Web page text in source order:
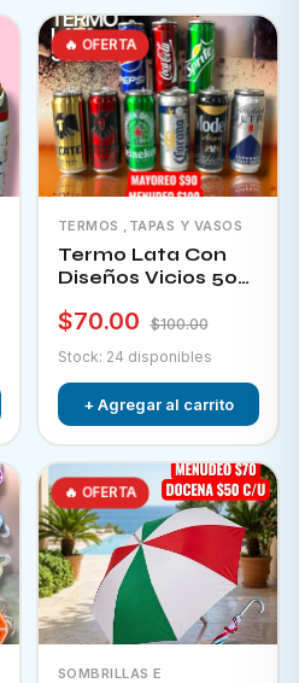
🔥 OFERTA
TERMOS ,TAPAS Y VASOS
Termo Lata Con
Diseños Vicios 500
$70.00
$100.00
Stock: 24 disponibles
+ Agregar al carrito
🔥 OFERTA
SOMBRILLAS E